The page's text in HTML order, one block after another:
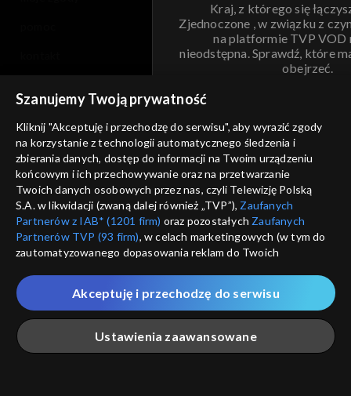
Kraj, z którego się
Zjednoczone , w związku z
na platformie TVP VOD
nieodstępna. Sprawdź, które
obejrzeć.
ANULUJ
informacje o dostawcy usług
Szanujemy Twoją prywatność
Kliknij "Akceptuję i przechodzę do serwisu", aby wyrazić zgody
na korzystanie z technologii automatycznego śledzenia i
zbierania danych, dostęp do informacji na Twoim urządzeniu
końcowym i ich przechowywanie oraz na przetwarzanie
Twoich danych osobowych przez nas, czyli Telewizję Polską
S.A. w likwidacji (zwaną dalej również „TVP”), Zaufanych
Partnerów z IAB* (1201 firm) oraz pozostałych Zaufanych
Partnerów TVP (93 firm), w celach marketingowych (w tym do
zautomatyzowanego dopasowania reklam do Twoich
które wskazujemy poniżej, a także zgody na udostępnianie
przez nas identyfikatora PPID do Google.
Twoje dane osobowe zbierane podczas odwiedzania przez
Ciebie naszych
poszczególnych serwisówzwanych dalej
„Portalem”, w tym informacje zapisywane za pomocą
Ustawienia zaawansowane
Akceptuję i przechodzę do serwisu